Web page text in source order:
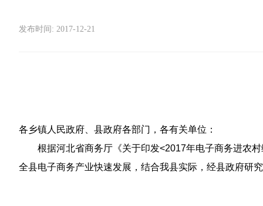
发布时间: 2017-12-21
各乡镇人民政府、县政府各部门，各有关单位：
根据河北省商务厅《关于印发<2017年电子商务进农村
全县电子商务产业快速发展，结合我县实际，经县政府研